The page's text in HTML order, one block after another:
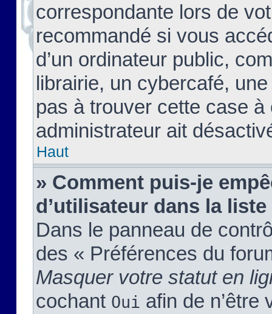
correspondante lors de
recommandé si vous
d’un ordinateur public,
librairie, un cybercafé,
pas à trouver cette case à
administrateur ait
Haut
» Comment puis-je
d’utilisateur dans la
Dans le panneau de
des « Préférences du
Masquer votre statut en
cochant Oui afin de n’être